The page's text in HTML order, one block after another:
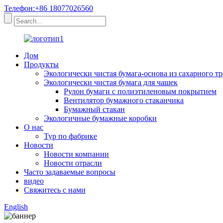
Телефон:+86 18077026560
Дом
Продукты
Экологически чистая бумага-основа из сахарного
Экологически чистая бумага для чашек
Рулон бумаги с полиэтиленовым покрытием
Вентилятор бумажного стаканчика
Бумажный стакан
Экологичные бумажные коробки
О нас
Тур по фабрике
Новости
Новости компании
Новости отрасли
Часто задаваемые вопросы
видео
Свяжитесь с нами
English